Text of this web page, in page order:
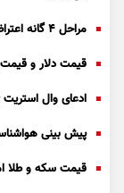
مراحل ۴ گانه اعتراض دانشجویان به احکام انضباطی
قیمت دلار و قیمت یورو
ادعای وال استریت
پیش بینی
قیمت سکه و طلا امروز شنبه ۱۰